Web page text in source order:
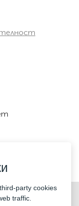
запазени
party cookies
traffic.